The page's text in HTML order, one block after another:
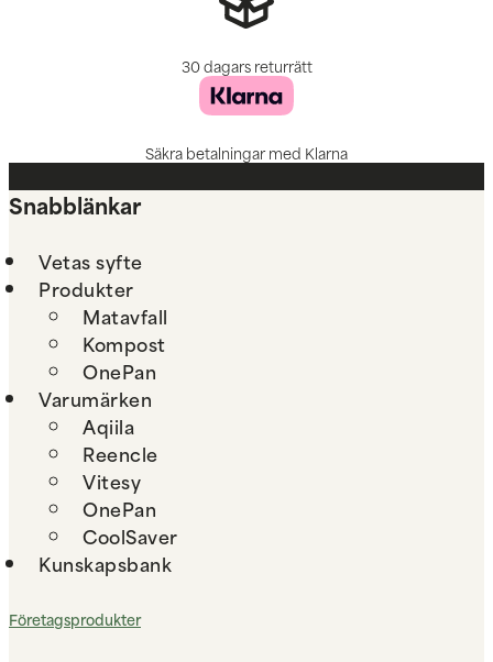
30 dagars returrätt
Säkra betalningar med Klarna
Snabblänkar
Vetas syfte
Produkter
Matavfall
Kompost
OnePan
Varumärken
Aqiila
Reencle
Vitesy
OnePan
CoolSaver
Kunskapsbank
Företagsprodukter